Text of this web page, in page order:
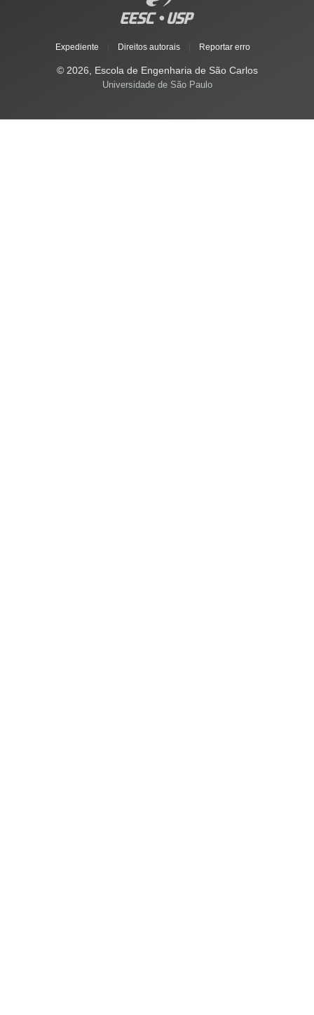
Expediente Direitos autorais Reportar erro
© 2026, Escola de Engenharia de São Carlos
Universidade de São Paulo